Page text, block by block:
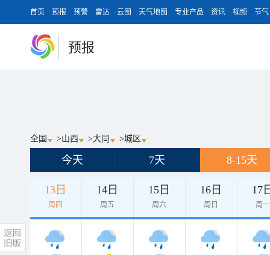
首页 预报 预警 雷达 云图 天气地图 专业产品 资讯 视频 节气
预报
全国 >山西 >大同 >城区
今天 7天 8-15天
13日
周四
14日
周五
15日
周六
16日
周日
17
周一